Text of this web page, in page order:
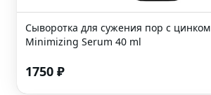
Сыворотка для сужения пор с цинком
Minimizing Serum 40 ml
1750 ₽